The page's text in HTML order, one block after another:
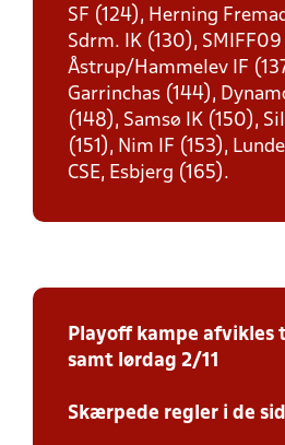
SF (124), Herning
Sdrm. IK (130), SMIFF09
Åstrup/Hammelev IF
Garrinchas (144),
(148), Samsø IK (150),
(151), Nim IF (153),
CSE, Esbjerg (165).
Playoff kampe afvikles
samt lørdag 2/11
Skærpede regler i de